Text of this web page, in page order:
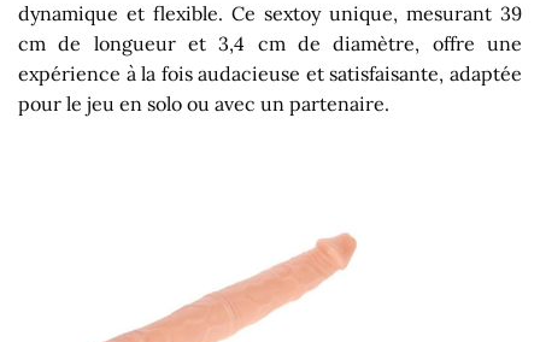
dynamique et flexible. Ce sextoy unique, mesurant 39
cm de longueur et 3,4 cm de diamètre, offre une
expérience à la fois audacieuse et satisfaisante, adaptée
pour le jeu en solo ou avec un partenaire.